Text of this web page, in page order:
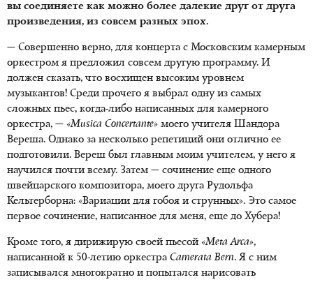
вы соединяете как можно более далекие друг от друга
произведения, из совсем разных эпох.
— Совершенно верно, для концерта с Московским камерным
оркестром я предложил совсем другую программу. И
должен сказать, что восхищен высоким уровнем
музыкантов! Среди прочего я выбрал одну из самых
сложных пьес, когда-либо написанных для камерного
оркестра, — «Musica Concertante» моего учителя Шандора
Вереша. Однако за несколько репетиций они отлично ее
подготовили. Вереш был главным моим учителем, у него я
научился почти всему. Затем — сочинение еще одного
швейцарского композитора, моего друга Рудольфа
Кельтерборна: «Вариации для гобоя и струнных». Это самое
первое сочинение, написанное для меня, еще до Хубера!
Кроме того, я дирижирую своей пьесой «MetaArca»,
написанной к 50-летию оркестра CamerataBern. Я с ним
записывался многократно и попытался нарисовать